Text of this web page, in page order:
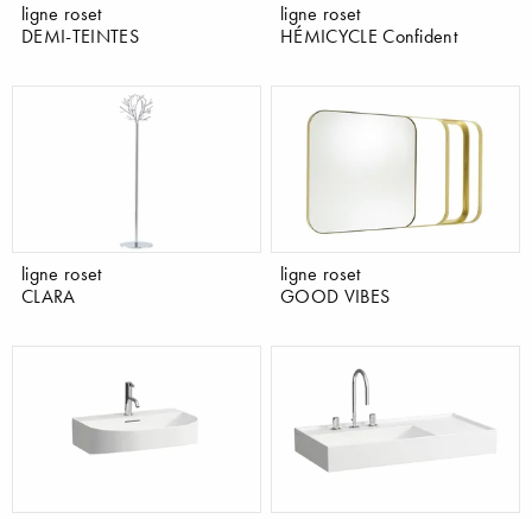
ligne roset
DEMI-TEINTES
ligne roset
HÉMICYCLE Confident
ligne roset
CLARA
ligne roset
GOOD VIBES